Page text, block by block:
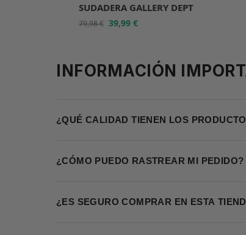
SUDADERA GALLERY DEPT
79,98€ 39,99 €
INFORMACIÓN
¿QUÉ CALIDAD TIENEN LOS
¿CÓMO PUEDO RASTREAR MI PEDIDO?
¿ES SEGURO COMPRAR EN ESTA